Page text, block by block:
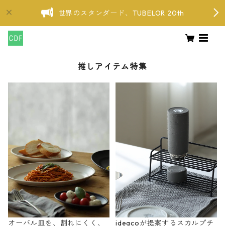
世界のスタンダード、TUBELOR 20th
推しアイテム特集
オーバル皿を、割れにくく、
ideacoが提案するスカルプチ